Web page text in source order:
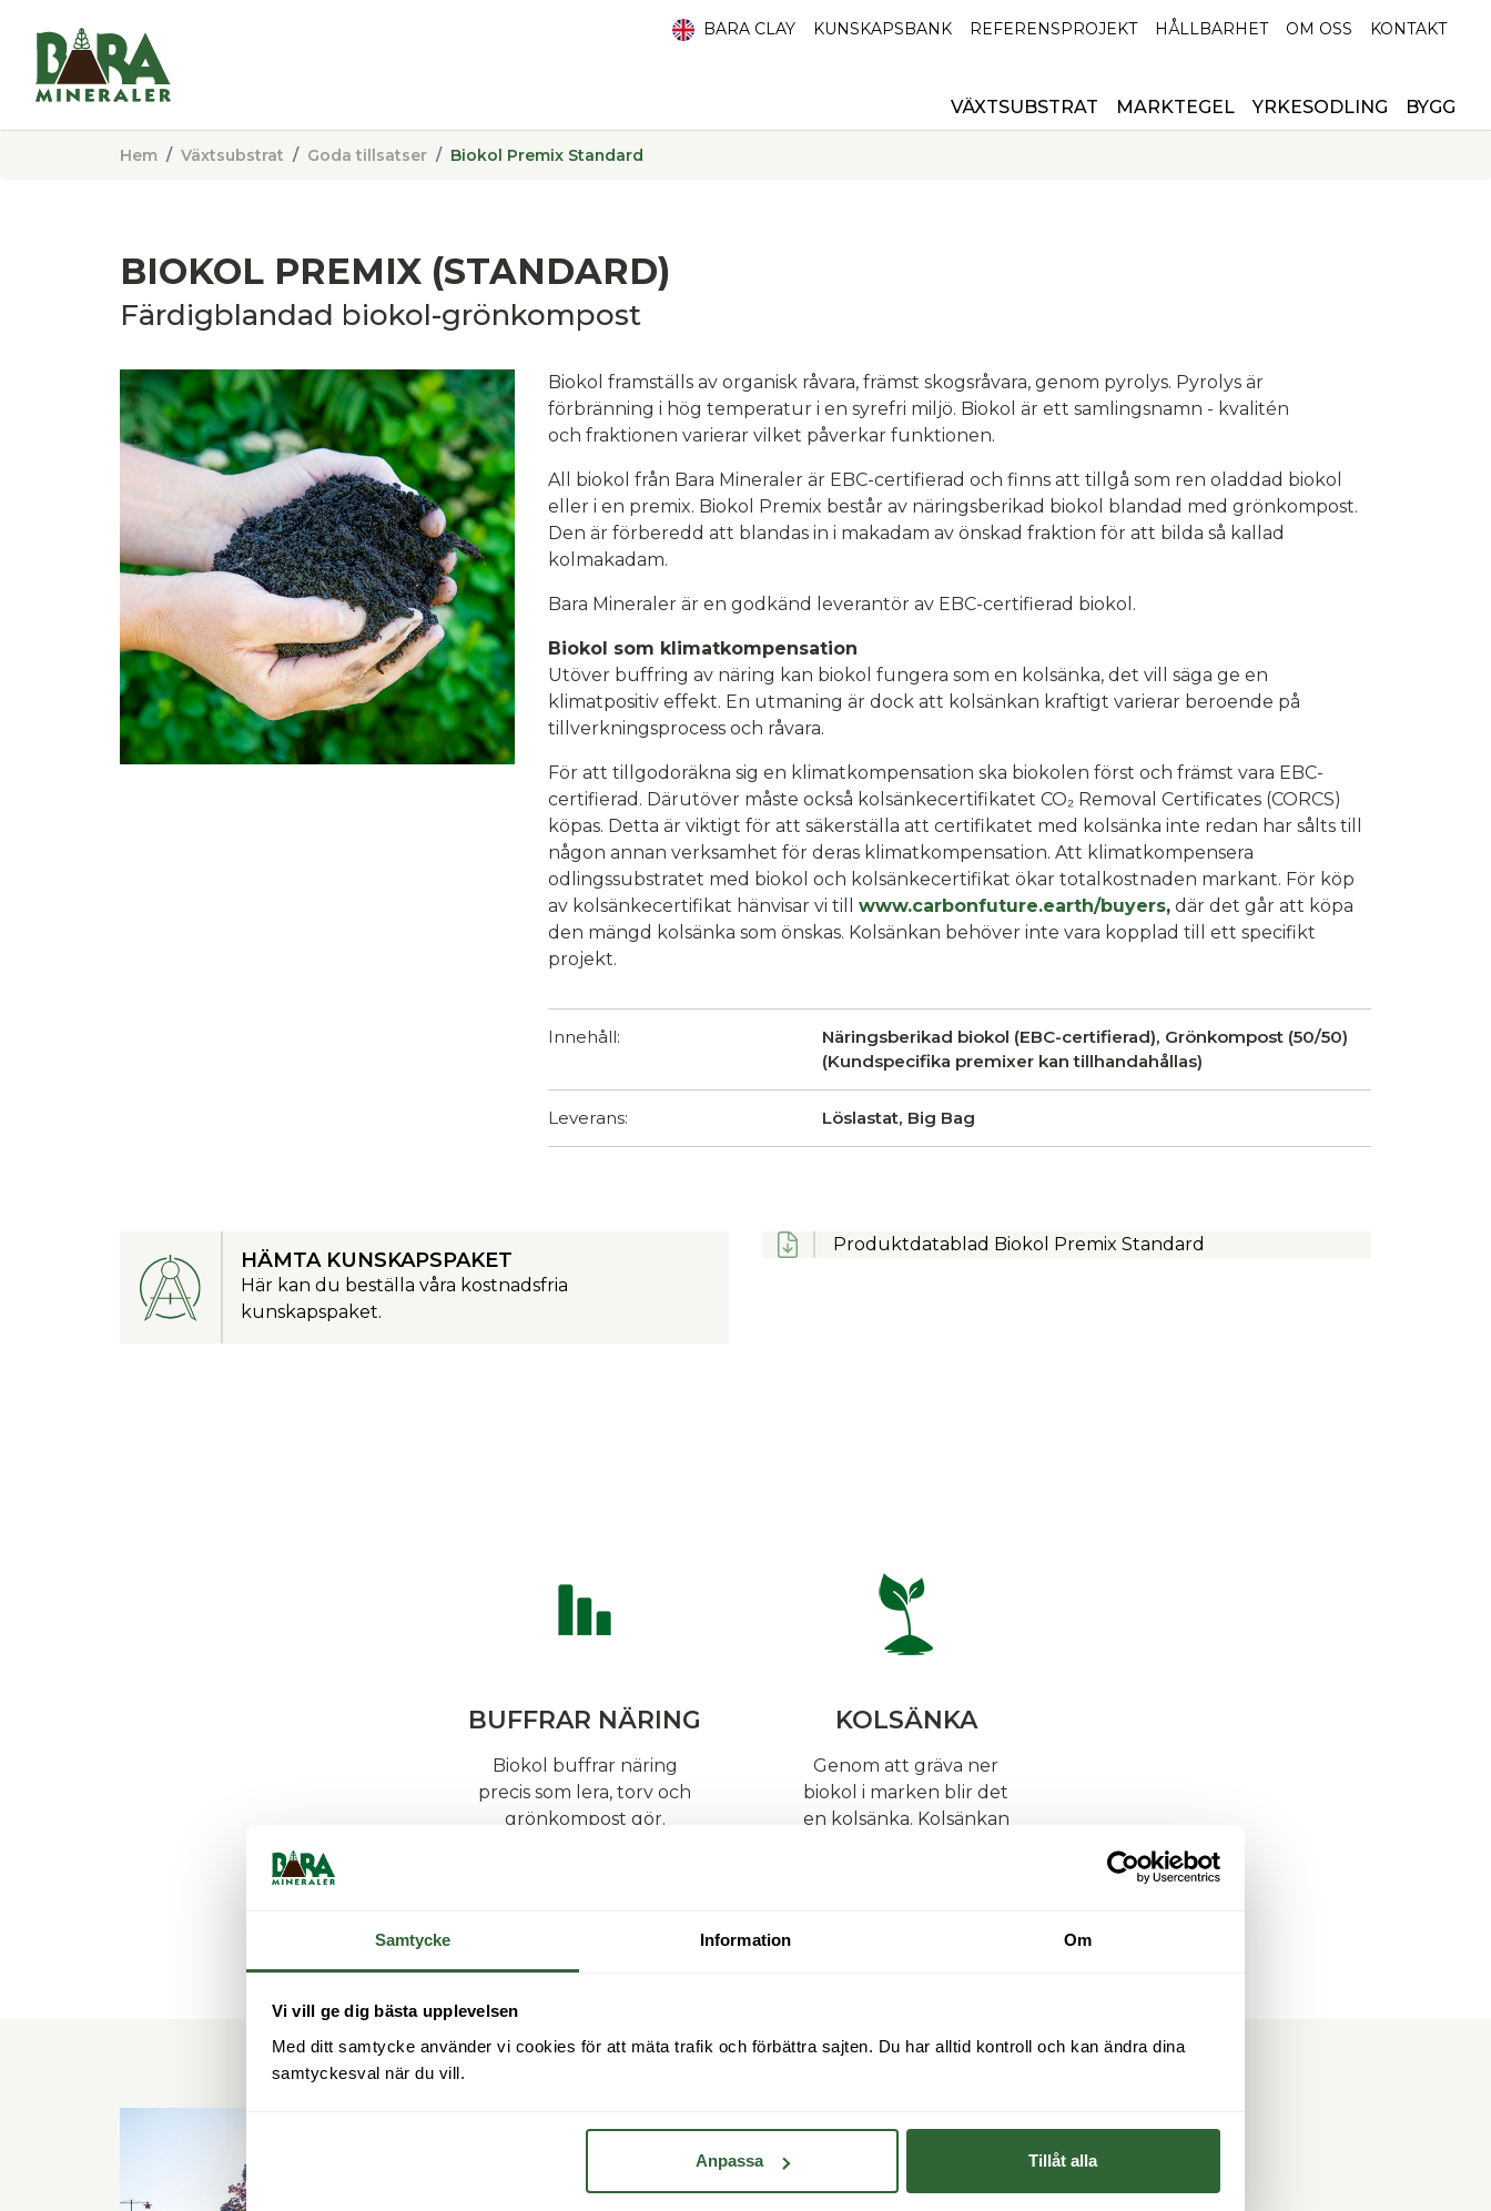
Samtycke Information Om
Vi vill ge dig bästa upplevelsen
Med ditt samtycke använder vi cookies för att mäta trafik och förbättra sajten. Du har alltid kontroll och kan ändra dina
samtyckesval när du vill.
Anpassa Tillåt alla
VÄXTSUBSTRAT MARKTEGEL YRKESODLING BYGG
BARA CLAY KUNSKAPSBANK REFERENSPROJEKT HÅLLBARHET OM OSS KONTAKT
Hem Växtsubstrat Goda tillsatser Biokol Premix Standard
BIOKOL PREMIX (STANDARD)
Färdigblandad biokol-grönkompost
Biokol framställs av organisk råvara, främst skogs­råvara, genom pyrolys. Pyrolys är
förbränning i hög temperatur i en syrefri miljö. Biokol är ett samlingsnamn - kvalitén
och fraktionen varierar vilket påverkar funktionen.
All biokol från Bara Mineraler är EBC-certifierad och finns att tillgå som ren oladdad biokol
eller i en premix. Biokol Premix består av näringsberikad biokol blandad med grönkompost.
Den är förberedd att blandas in i makadam av önskad fraktion för att bilda så kallad
kolmakadam.
Bara Mineraler är en godkänd leverantör av EBC-certifierad biokol.
Biokol som klimatkompensation
Utöver buffring av näring kan biokol fungera som en kolsänka, det vill säga ge en
klimatpositiv effekt. En utmaning är dock att kolsänkan kraftigt varierar beroende på
tillverkningsprocess och råvara.
För att tillgodoräkna sig en klimatkompensation ska biokolen först och främst vara EBC-
certifierad. Därutöver måste också kolsänkecertifikatet CO₂ Removal Certificates (CORCS)
köpas. Detta är viktigt för att säkerställa att certifikatet med kolsänka inte redan har sålts till
någon annan verksamhet för deras klimatkompensation. Att klimatkompensera
odlingssubstratet med biokol och kolsänkecertifikat ökar totalkostnaden markant. För köp
av kolsänkecertifikat hänvisar vi till www.carbonfuture.earth/buyers,där det går att köpa
den mängd kolsänka som önskas. Kolsänkan behöver inte vara kopplad till ett specifikt
projekt.
Innehåll:
Näringsberikad biokol (EBC-certifierad), Grönkompost (50/50)
(Kundspecifika premixer kan tillhandahållas)
Leverans: Löslastat, Big Bag
HÄMTA KUNSKAPSPAKET
Här kan du beställa våra kostnadsfria
kunskapspaket.
Produktdatablad Biokol Premix Standard
BUFFRAR NÄRING
Biokol buffrar näring
precis som lera, torv och
grönkompost gör.
KOLSÄNKA
Genom att gräva ner
biokol i marken blir det
en kolsänka. Kolsänkan